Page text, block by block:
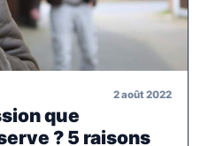
2 août 2022
que
? 5 raisons